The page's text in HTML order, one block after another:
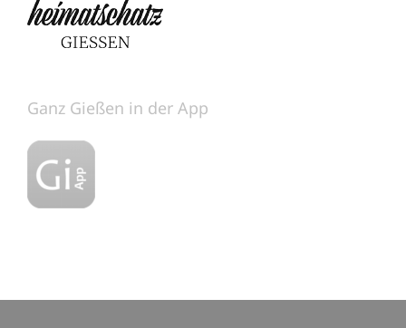
Ganz Gießen in der App